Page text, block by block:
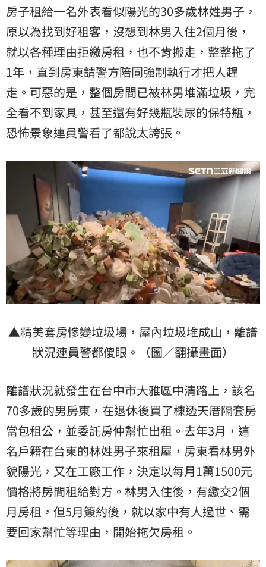
房子租給一名外表看似陽光的30多歲林姓男子，
原以為找到好租客，沒想到林男入住2個月後，
就以各種理由拒繳房租，也不肯搬走，整整拖了
1年，直到房東請警方陪同強制執行才把人趕
走。可惡的是，整個房間已被林男堆滿垃圾，完
全看不到家具，甚至還有好幾瓶裝尿的保特瓶，
恐怖景象連員警看了都說太誇張。
▲精美套房慘變垃圾場，屋內垃圾堆成山，離譜
狀況連員警都傻眼。（圖／翻攝畫面）
離譜狀況就發生在台中市大雅區中清路上，該名
70多歲的男房東，在退休後買了棟透天厝隔套房
當包租公，並委託房仲幫忙出租。去年3月，這
名戶籍在台東的林姓男子來租屋，房東看林男外
貌陽光，又在工廠工作，決定以每月1萬1500元
價格將房間租給對方。林男入住後，有繳交2個
月房租，但5月簽約後，就以家中有人過世、需
要回家幫忙等理由，開始拖欠房租。